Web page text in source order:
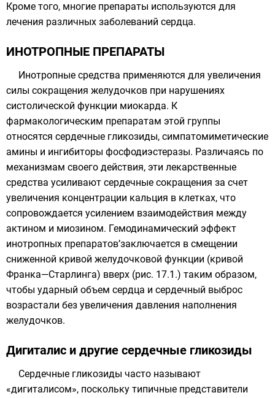
Кроме того, многие препараты используются для
лечения различных заболеваний сердца.
ИНОТРОПНЫЕ ПРЕПАРАТЫ
Инотропные средства применяются для увеличения
силы сокращения желудочков при нарушениях
систолической функции миокарда. К
фармакологическим препаратам этой группы
относятся сердечные гликозиды, симпатомиметические
амины и ингибиторы фосфодиэстеразы. Различаясь по
механизмам своего действия, эти лекарственные
средства усиливают сердечные сокращения за счет
увеличения концентрации кальция в клетках, что
сопровождается усилением взаимодействия между
актином и миозином. Гемодинамический эффект
инотропных препаратов’заключается в смещении
сниженной кривой желудочковой функции (кривой
Франка—Старлинга) вверх (рис. 17.1.) таким образом,
чтобы ударный объем сердца и сердечный выброс
возрастали без увеличения давления наполнения
желудочков.
Дигиталис и другие сердечные гликозиды
Сердечные гликозиды часто называют
«дигиталисом», поскольку типичные представители